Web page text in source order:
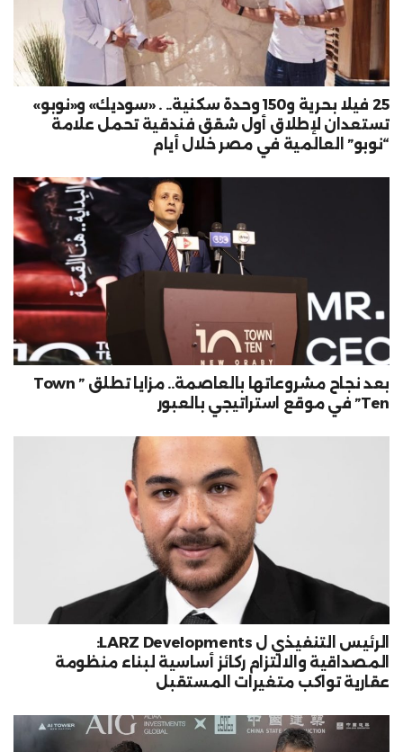
25 فيلا بحرية و150 وحدة سكنية.. . «سوديك» و«نوبو»
تستعدان لإطلاق أول شقق فندقية تحمل علامة
“نوبو” العالمية في مصر خلال أيام
بعد نجاح مشروعاتها بالعاصمة.. مزايا تطلق ” Town
Ten” في موقع استراتيجي بالعبور
الرئيس التنفيذي ل LARZ Developments:
المصداقية والالتزام ركائز أساسية لبناء منظومة
عقارية تواكب متغيرات المستقبل